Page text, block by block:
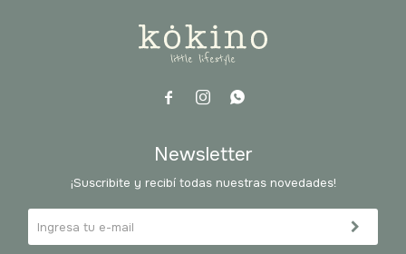
  
Newsletter
¡Suscribite y recibí todas nuestras novedades!